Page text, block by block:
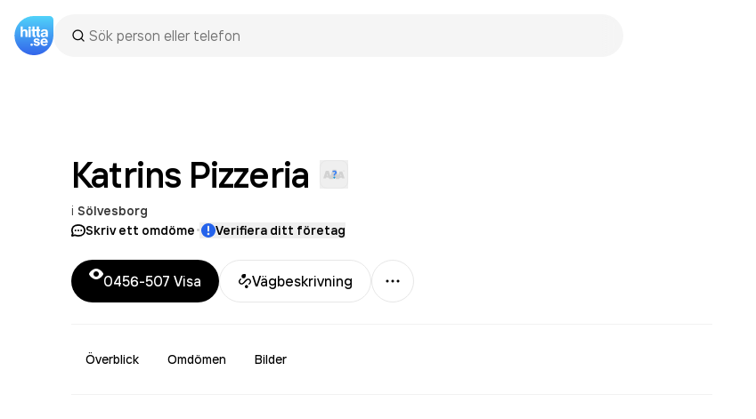
Katrins Pizzeria
i Sölvesborg
Skriv ett omdöme· Verifiera ditt företag
0456-507 Visa Vägbeskrivning
Mer
Överblick Omdömen Bilder